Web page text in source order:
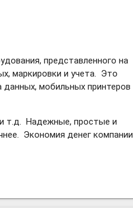
представленного на
маркировки и учета. Это
мобильных принтеров
т.д. Надежные, простые и
Экономия денег компании